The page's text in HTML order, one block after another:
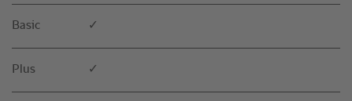
Basic ✓
Plus ✓